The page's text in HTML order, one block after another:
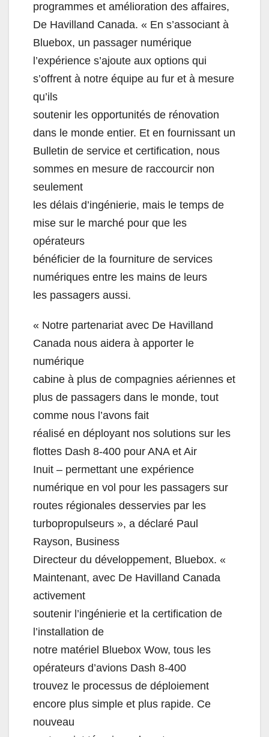
programmes et amélioration des affaires,
De Havilland Canada. « En s’associant à
Bluebox, un passager numérique
l’expérience s’ajoute aux options qui
s’offrent à notre équipe au fur et à mesure
qu’ils
soutenir les opportunités de rénovation
dans le monde entier. Et en fournissant un
Bulletin de service et certification, nous
sommes en mesure de raccourcir non
seulement
les délais d’ingénierie, mais le temps de
mise sur le marché pour que les
opérateurs
bénéficier de la fourniture de services
numériques entre les mains de leurs
les passagers aussi.
« Notre partenariat avec De Havilland
Canada nous aidera à apporter le
numérique
cabine à plus de compagnies aériennes et
plus de passagers dans le monde, tout
comme nous l’avons fait
réalisé en déployant nos solutions sur les
flottes Dash 8-400 pour ANA et Air
Inuit – permettant une expérience
numérique en vol pour les passagers sur
routes régionales desservies par les
turbopropulseurs », a déclaré Paul
Rayson, Business
Directeur du développement, Bluebox. «
Maintenant, avec De Havilland Canada
activement
soutenir l’ingénierie et la certification de
l’installation de
notre matériel Bluebox Wow, tous les
opérateurs d’avions Dash 8-400
trouvez le processus de déploiement
encore plus simple et plus rapide. Ce
nouveau